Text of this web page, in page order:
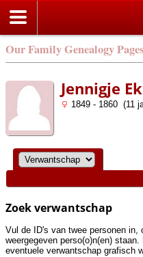
Our Family Genealogy Pages
Jennigje
1849 - 1860 (11
Zoek verwantschap
Vul de ID's van twee personen in,
weergegeven perso(o)n(en)
eventuele verwantschap grafisch